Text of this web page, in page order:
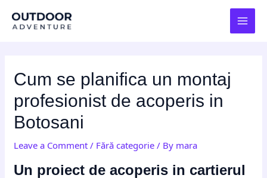
Cum se planifica un montaj
profesionist de acoperis in
Botosani
Leave a Comment / Fără categorie / By mara
Un proiect de acoperis in cartierul
navigation